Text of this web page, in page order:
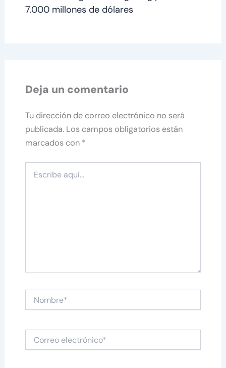
7.000 millones de dólares
Deja un comentario
Tu dirección de correo electrónico no será
publicada. Los campos obligatorios están
marcados con *
aquí...
electrónico*